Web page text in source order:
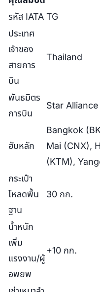
รหัส IATA TG
ประเทศ
เจ้าของ
สายการ
บิน
Thailand
พันธมิตร
การบิน
Star Alliance
ฮับหลัก
Bangkok
Mai (CNX),
(KTM),
กระเป๋า
โหลดพื้น
ฐาน
30 กก.
น้ำหนัก
เพิ่ม
แรงงาน/ผู้
อพยพ
+10 กก.